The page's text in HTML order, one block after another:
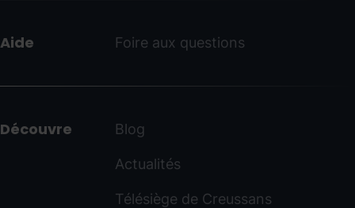
Aide Foire aux questions
Découvre Blog
Actualités
Télésiège de Creussans